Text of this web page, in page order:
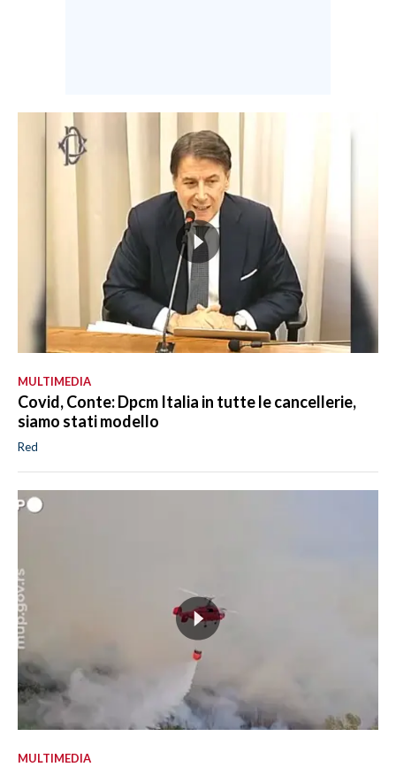
MULTIMEDIA
Covid, Conte: Dpcm Italia in tutte le cancellerie,
siamo stati modello
Red
MULTIMEDIA